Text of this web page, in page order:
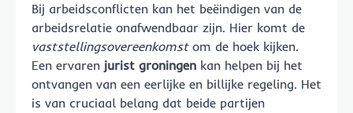
Bij arbeidsconflicten kan het beëindigen van de
arbeidsrelatie onafwendbaar zijn. Hier komt de
vaststellingsovereenkomstom de hoek kijken.
Een ervaren jurist groningen kan helpen bij het
ontvangen van een eerlijke en billijke regeling. Het
is van cruciaal belang dat beide partijen